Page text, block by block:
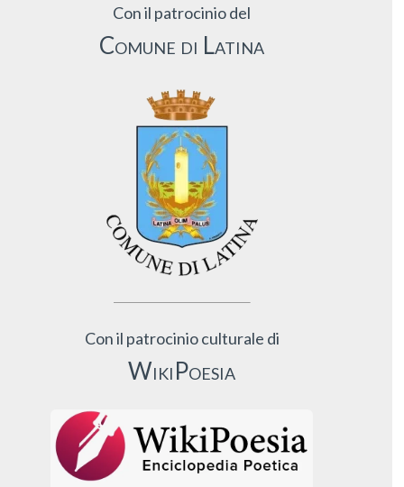
Con il patrocinio del
Comune di Latina
Con il patrocinio culturale di
WikiPoesia